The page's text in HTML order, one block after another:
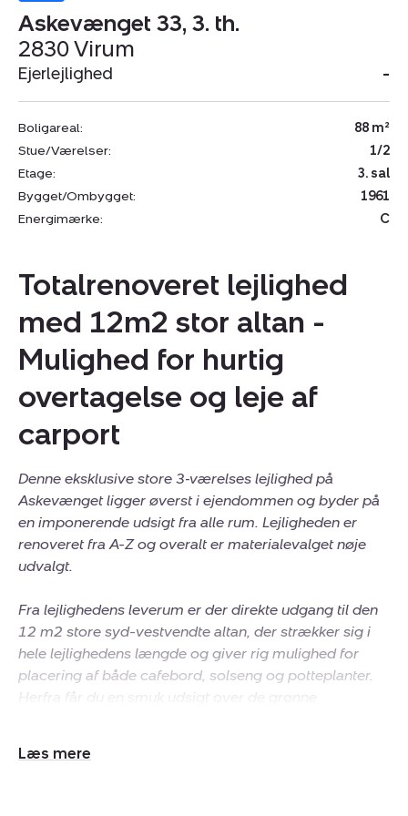
Askevænget 33, 3. th.
2830 Virum
Ejerlejlighed -
Boligareal:
88 m²
Stue/Værelser:
1/2
Etage:
3. sal
Bygget/Ombygget:
1961
Energimærke:
C
Totalrenoveret lejlighed
med 12m2 stor altan -
Mulighed for hurtig
overtagelse og leje af
carport
Denne eksklusive store 3‑værelses lejlighed på
Askevænget ligger øverst i ejendommen og byder på
en imponerende udsigt fra alle rum. Lejligheden er
renoveret fra A-Z og overalt er materialevalget nøje
udvalgt.
Fra lejlighedens leverum er der direkte udgang til den
12 m2 store syd-vestvendte altan, der strækker sig i
hele lejlighedens længde og giver rig mulighed for
placering af både cafebord, solseng og potteplanter.
Herfra får du en smuk udsigt over de grønne
Lejligheden er indrettet med fokus på kvalitet og